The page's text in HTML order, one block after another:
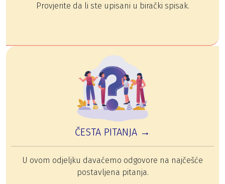
Provjerite da li ste upisani u birački spisak.
ČESTA PITANJA →
U ovom odjeljku davaćemo odgovore na najčešće
postavljena pitanja.